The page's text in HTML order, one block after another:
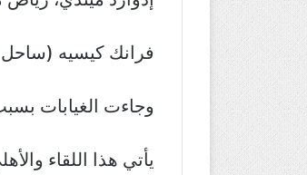
فرانك كيسيه (ساحل
وجاءت الغيابات بسبب